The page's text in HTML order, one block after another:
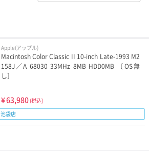
Apple(アップル)
Macintosh Color Classic II 10-inch Late-1993 M2
158J／A 68030 33MHz 8MB HDD0MB 〔OS無
し〕
¥63,980 (税込)
池袋店